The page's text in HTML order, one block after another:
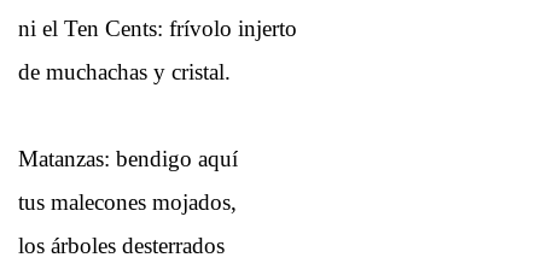
ni el Ten Cents: frívolo injerto
de muchachas y cristal.
Matanzas: bendigo aquí
tus malecones mojados,
los árboles desterrados